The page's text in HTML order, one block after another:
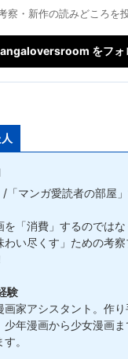
察・新作の読みどころを
をフォ
「マンガ愛読者の部屋
を「消費」するのでは
わい尽くす」ための考
験
画家アシスタント。作り
少年漫画から少女漫画
。